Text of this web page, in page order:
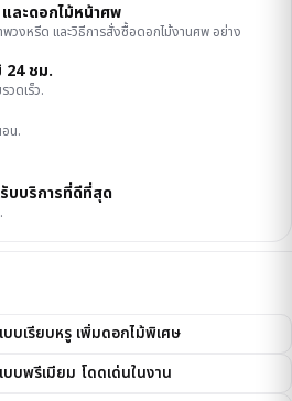
ละดอกไม้หน้าศพ
พวงหรีด และวิธีการสั่งซื้อดอกไม้งานศพ อย่าง
24 ชม.
วดเร็ว.
น.
บบริการที่ดีที่สุด
บเรียบหรู เพิ่มดอกไม้พิเศษ
บพรีเมียม โดดเด่นในงาน